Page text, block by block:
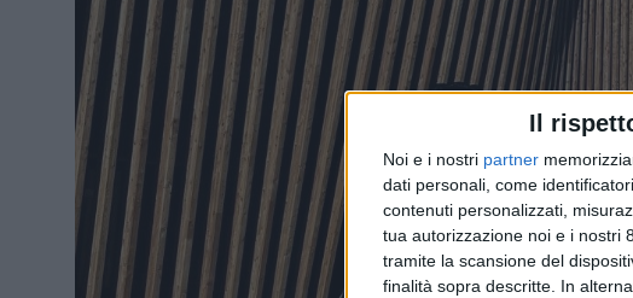
Il
Noi e i nostri partner
dati personali, come
contenuti personalizzati,
tua autorizzazione noi e i nostri
tramite la scansione del
finalità sopra descritte. In